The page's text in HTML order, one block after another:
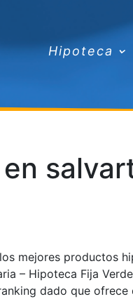
Hipoteca
mejores productos
– Hipoteca Fija
dado que